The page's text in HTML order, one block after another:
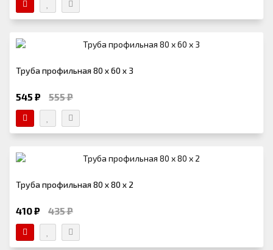
Труба профильная 80 х 60 х 3
545 ₽ 555 ₽
Труба профильная 80 х 80 х 2
410 ₽ 435 ₽